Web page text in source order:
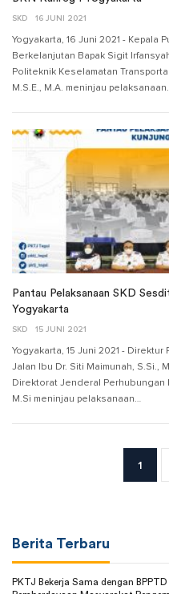
SKD 16 JUNI 2021
Yogyakarta, 16 Juni 2021 - Kepala
Berkelanjutan Bapak Sigit
Politeknik Keselamatan
M.S.E., M.A. meninjau
Pantau Pelaksanaan SKD
Yogyakarta
SKD 15 JUNI 2021
Yogyakarta, 15 Juni 2021 -
Jalan Ibu Dr. Siti Maimunah, S.Si.,
Direktorat Jenderal Perhubungan
M.Si meninjau pelaksanaan…
1
Berita Terbaru
PKTJ Bekerja Sama dengan